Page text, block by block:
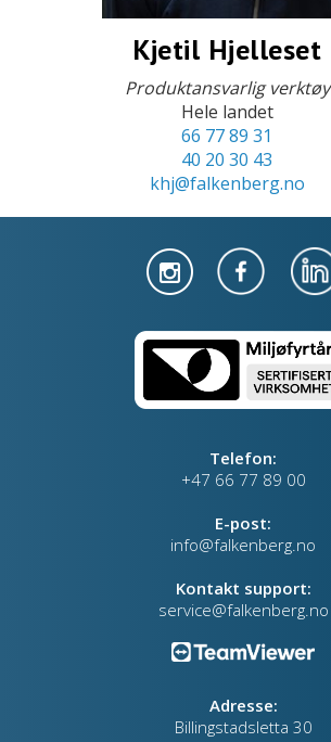
Kjetil Hjelleset
Produktansvarlig verktøy
Hele landet
66 77 89 31
40 20 30 43
khj@falkenberg.no
Telefon:
+47 66 77 89 00
E-post:
info@falkenberg.no
Kontakt support:
service@falkenberg.no
Adresse:
Billingstadsletta 30